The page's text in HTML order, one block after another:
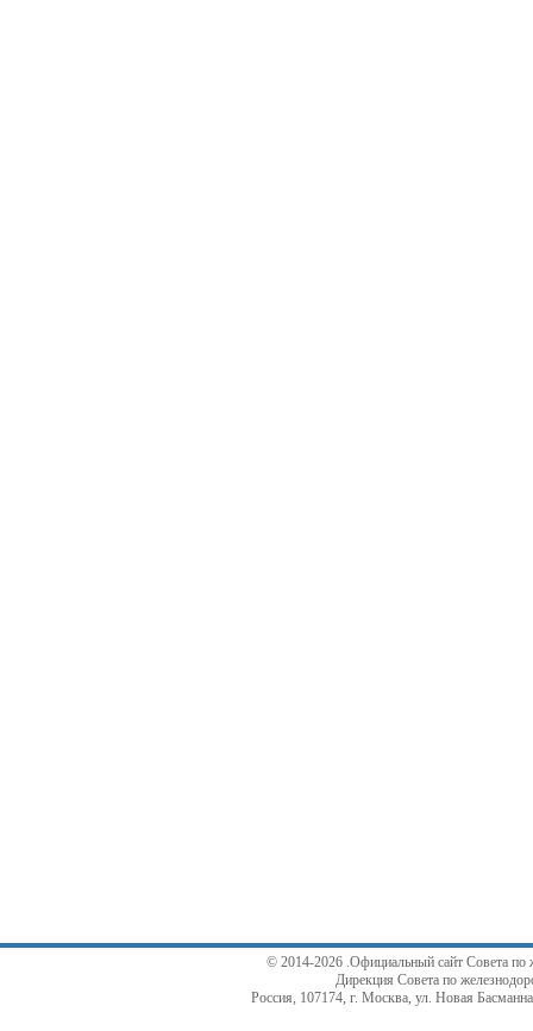
© 2014-2026 .Официальный сайт Совета по
Дирекция Совета по
Россия, 107174, г. Москва, ул. Новая